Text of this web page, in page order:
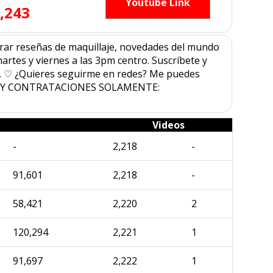
reseñas de maquillaje, novedades del mundo
y viernes a las 3pm centro. Suscríbete y
¿Quieres seguirme en redes? Me puedes
SOLAMENTE:
Videos
- 2,218 -
91,601 2,218 -
58,421 2,220 2
120,294 2,221 1
91,697 2,222 1